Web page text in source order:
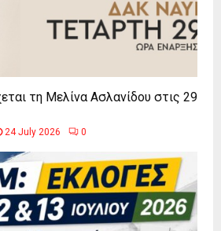
τη Μελίνα Ασλανίδου στις 29
24 July 2026 0